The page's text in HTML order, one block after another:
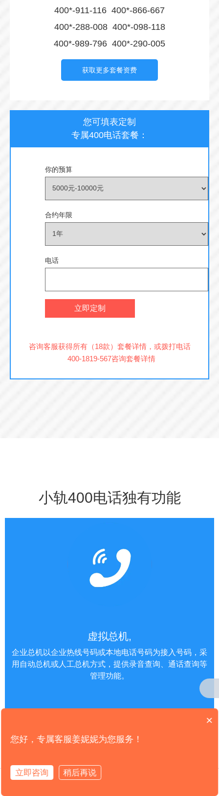
400*-911-116 400*-866-667
400*-288-008 400*-098-118
400*-989-796 400*-290-005
获取更多套餐资费
您可填表定制
专属400电话套餐：
你的预算
合约年限
电话
立即定制
咨询客服获得所有（18款）套餐详情，或拨打电话
400-1819-567咨询套餐详情
小轨400电话独有功能
虚拟总机,
企业总机以企业热线号码或本地电话号码为接入号码，采
用自动总机或人工总机方式，提供录音查询、通话查询等
管理功能。
×
您好，专属客服姜妮妮为您服务！
立即咨询
稍后再说
拨打电话